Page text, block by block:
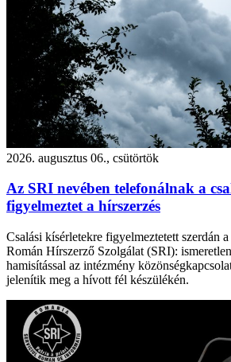
2026. augusztus 06., csütörtök
Az SRI nevében telefonálnak a
figyelmeztet a hírszerzés
Csalási kísérletekre figyelmeztetett szerdán
Román Hírszerző Szolgálat (SRI):
hamisítással az intézmény
jelenítik meg a hívott fél készülékén.